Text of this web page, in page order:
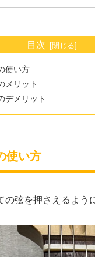
目次
使い方
メリット
デメリット
使い方
の弦を押さえるよう